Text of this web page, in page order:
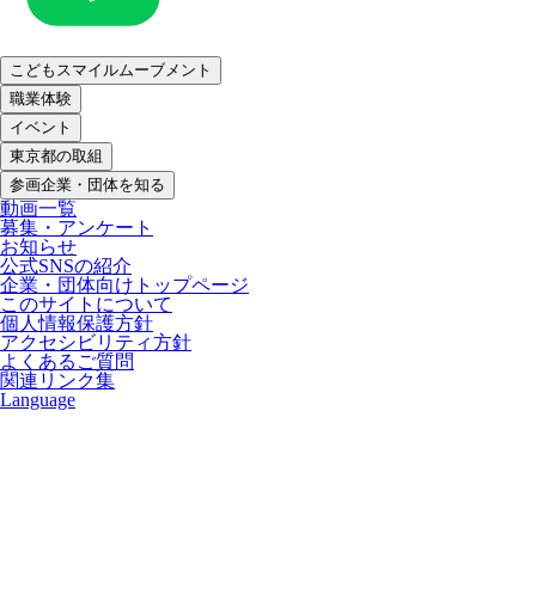
こどもスマイルムーブメント
職業体験
イベント
東京都の取組
参画企業・団体を知る
動画一覧
募集・アンケート
お知らせ
公式SNSの紹介
企業・団体向けトップページ
このサイトについて
個人情報保護方針
アクセシビリティ方針
よくあるご質問
関連リンク集
Language